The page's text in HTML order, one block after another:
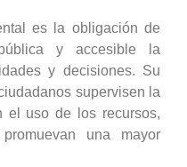
es la obligación de
y accesible la
y decisiones. Su
supervisen la
el uso de los recursos,
una mayor